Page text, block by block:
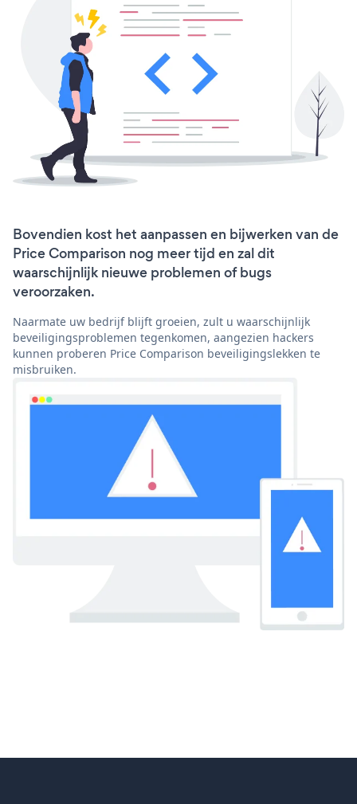
Bovendien kost het aanpassen en bijwerken van de
Price Comparison nog meer tijd en zal dit
waarschijnlijk nieuwe problemen of bugs
veroorzaken.
Naarmate uw bedrijf blijft groeien, zult u waarschijnlijk
beveiligingsproblemen tegenkomen, aangezien hackers
kunnen proberen Price Comparison beveiligingslekken te
misbruiken.